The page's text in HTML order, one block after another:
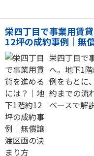
栄四丁目で事業用賃
12坪の成約事例｜無
栄四丁目で
へ。地下1
例をもとに
約までの流
ベースで解